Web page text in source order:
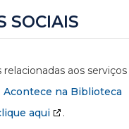
SOCIAIS
aos serviços
Acontece na Biblioteca
aqui .